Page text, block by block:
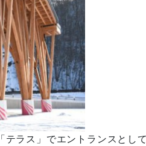
テラス」でエントランスとし